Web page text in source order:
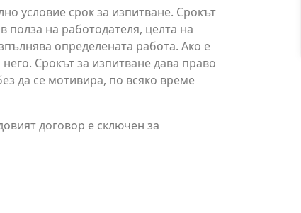
условие срок за изпитване. Срокът
полза на работодателя, целта на
определената работа. Ако е
Срокът за изпитване дава право
да се мотивира, по всяко време
договор е сключен за